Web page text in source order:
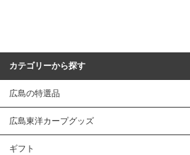
カテゴリーから探す
広島の特選品
広島東洋カープグッズ
ギフト